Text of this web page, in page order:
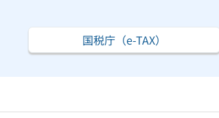
国税庁（e-TAX）